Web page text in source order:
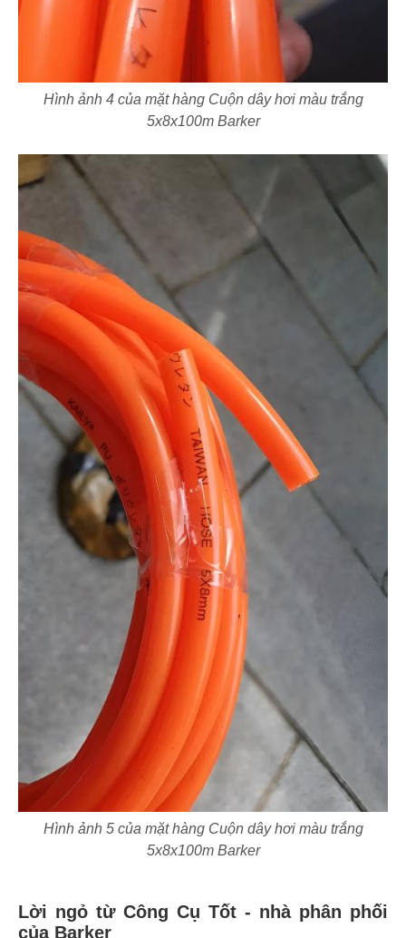
Hình ảnh 4 của mặt hàng Cuộn dây hơi màu trắng
5x8x100m Barker
Hình ảnh 5 của mặt hàng Cuộn dây hơi màu trắng
5x8x100m Barker
Lời ngỏ từ Công Cụ Tốt - nhà phân phối
của Barker